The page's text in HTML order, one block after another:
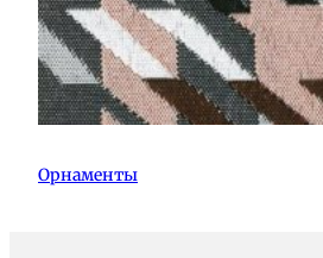
Орнаменты